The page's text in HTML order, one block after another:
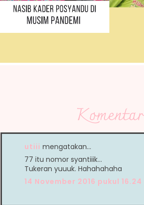
Komentar
utiii mengatakan…
77 itu nomor syantiiik...
Tukeran yuuuk. Hahahahaha
14 November 2016 pukul 16.24